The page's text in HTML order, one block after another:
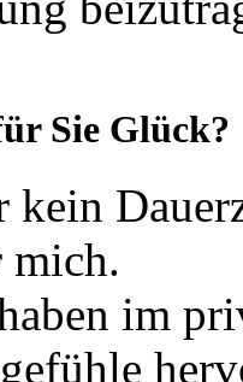
Sie Glück?
mich.
im